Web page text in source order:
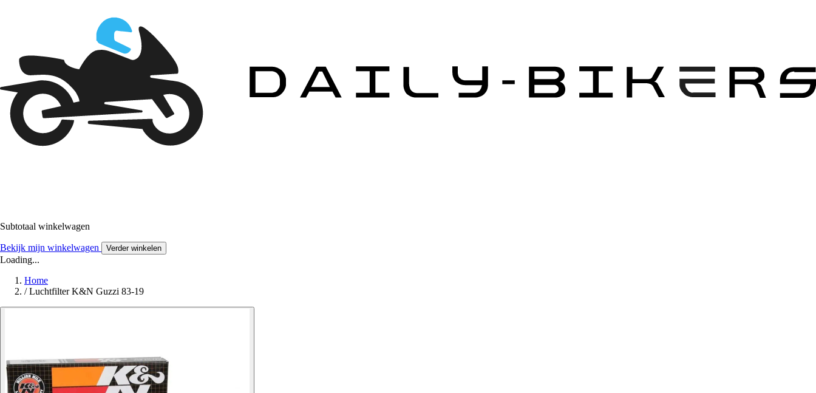
Subtotaal winkelwagen
Bekijk mijn winkelwagen Verder winkelen
Loading...
Home
/ Luchtfilter K&N Guzzi 83-19